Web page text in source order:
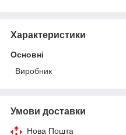
Характеристики
Основні
Виробник
Умови доставки
Нова Пошта